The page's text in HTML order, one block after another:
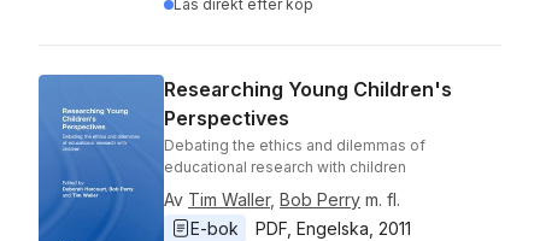
Läs direkt efter köp
Researching Young Children's
Perspectives
Debating the ethics and dilemmas of
educational research with children
Av Tim Waller, Bob Perry m. fl.
E-bok
PDF Engelska 2011